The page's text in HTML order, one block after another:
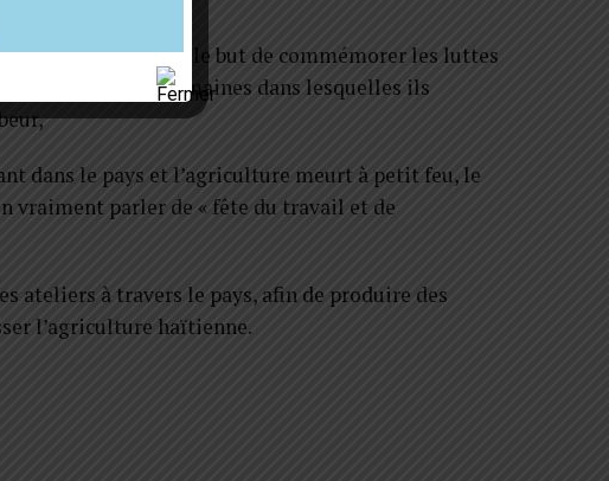
et payé, dans le but de commémorer les luttes
conditions infrahumaines dans lesquelles ils
dans le pays et l’agriculture meurt à petit feu, le
vraiment parler de « fête du travail et de
ateliers à travers le pays, afin de produire des
l’agriculture haïtienne.